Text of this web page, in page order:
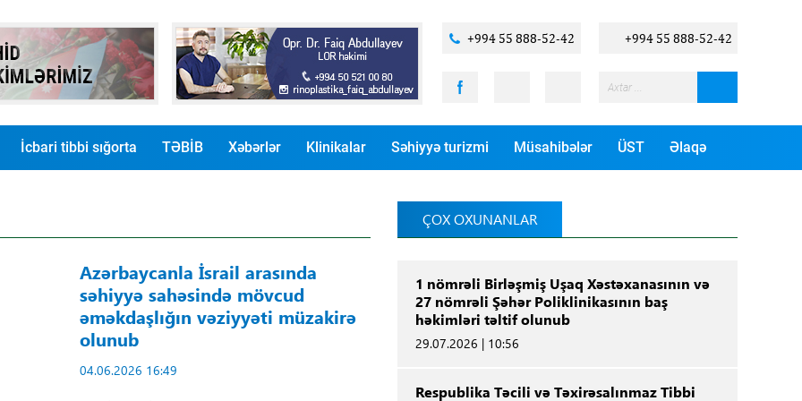
+994 55 888-52-42 +994 55 888-52-42
İcbari tibbi sığorta TƏBİB Xəbərlər Klinikalar Səhiyyə turizmi Müsahibələr ÜST Əlaqə
Azərbaycanla İsrail arasında
səhiyyə sahəsində mövcud
əməkdaşlığın vəziyyəti müzakirə
olunub
04.06.2026 16:49
ÇOX OXUNANLAR
1 nömrəli Birləşmiş Uşaq Xəstəxanasının və
27 nömrəli Şəhər Poliklinikasının baş
həkimləri təltif olunub
29.07.2026 | 10:56
Respublika Təcili və Təxirəsalınmaz Tibbi